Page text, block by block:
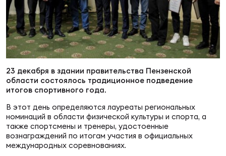
Регионы
Сборные
Антидопинг
Магазин
23 декабря в здании правительства Пензенской
области состоялось традиционное подведение
итогов спортивного года.
В этот день определяются лауреаты региональных
номинаций в области физической культуры и спорта, а
также спортсмены и тренеры, удостоенные
вознаграждений по итогам участия в официальных
международных соревнованиях.
ОТПРАВИТЬ